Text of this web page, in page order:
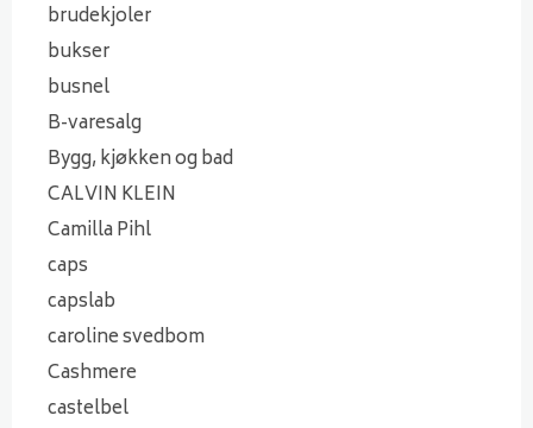
brudekjoler
bukser
busnel
B-varesalg
Bygg, kjøkken og bad
CALVIN KLEIN
Camilla Pihl
caps
capslab
caroline svedbom
Cashmere
castelbel